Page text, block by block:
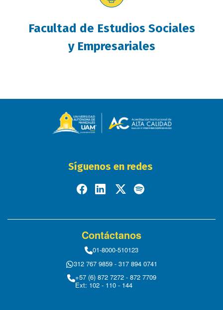
Facultad de Estudios Sociales
y Empresariales
Síguenos en redes
Contáctanos
01-8000-510123
312 767 9859 - 317 894 0741
+57 (6) 872 7272 - 872 7709
Ext: 102 - 110 - 144